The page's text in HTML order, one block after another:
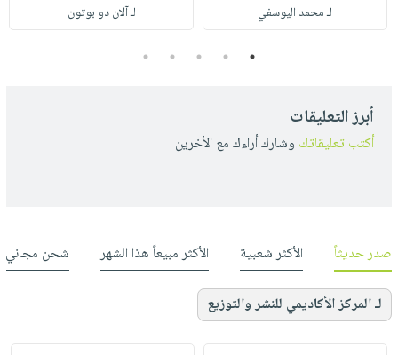
لـ محمد اليوسفي
لـ آلان دو بوتون
1
2
3
4
5
أبرز التعليقات
أكتب تعليقاتك وشارك أراءك مع الأخرين
صدر حديثاً الأكثر شعبية الأكثر مبيعاً هذا الشهر شحن مجاني
لـ المركز الأكاديمي للنشر والتوزيع